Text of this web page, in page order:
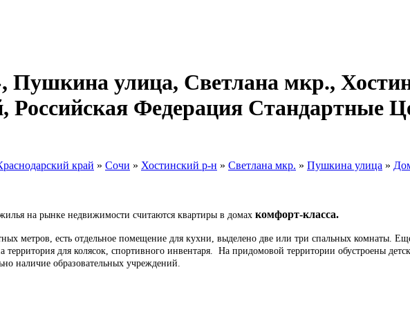
улица, Светлана мкр.,
Российская Федерация Стандартные
край » Сочи » Хостинский р-н » Светлана мкр. » Пушкина улица »
на рынке недвижимости считаются квартиры в домах комфорт-класса.
метров, есть отдельное помещение для кухни, выделено две или три спальных комнаты.
территория для колясок, спортивного инвентаря. На придомовой территории обустроены
наличие образовательных учреждений.